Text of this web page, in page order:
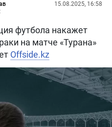
15.08.2025, 16:58
футбола накажет
на матче «Турана»
Offside.kz